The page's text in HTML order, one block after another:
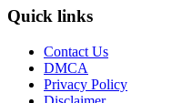
Quick links
Contact Us
DMCA
Privacy Policy